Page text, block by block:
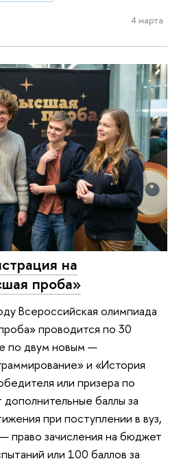
4 марта
на
проба»
Всероссийская олимпиада
проводится по 30
по двум новым —
и «История
или призера по
баллы за
при поступлении в вуз,
право зачисления на бюджет
или 100 баллов за